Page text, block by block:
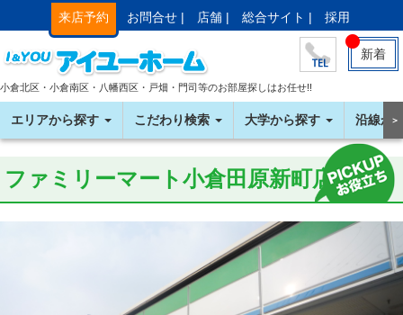
来店予約 お問合せ | 店舗 | 総合サイト | 採用
新着
小倉北区・小倉南区・八幡西区・戸畑・門司等のお部屋探しはお任せ!!
エリアから探す こだわり検索 大学から探す 沿線か＞
ファミリーマート小倉田原新町店